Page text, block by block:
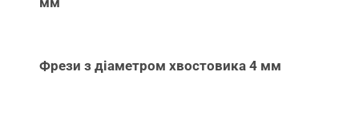
Фрези з діаметром хвостовика 4 мм